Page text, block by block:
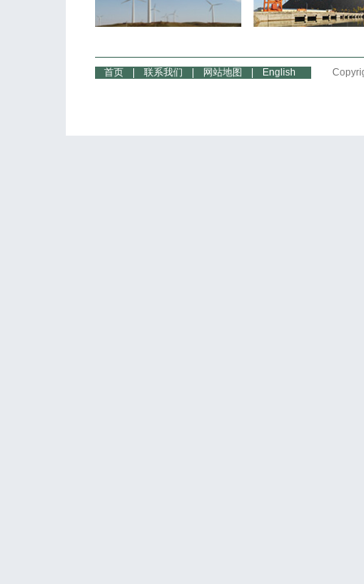
首页 联系我们 网站地图 English